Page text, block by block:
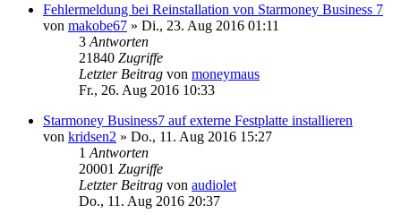
Fehlermeldung bei Reinstallation von Starmoney Business 7
von makobe67 » Di., 23. Aug 2016 01:11
3 Antworten
21840 Zugriffe
Letzter Beitrag von moneymaus
Fr., 26. Aug 2016 10:33
Starmoney Business7 auf externe Festplatte installieren
von kridsen2 » Do., 11. Aug 2016 15:27
1 Antworten
20001 Zugriffe
Letzter Beitrag von audiolet
Do., 11. Aug 2016 20:37